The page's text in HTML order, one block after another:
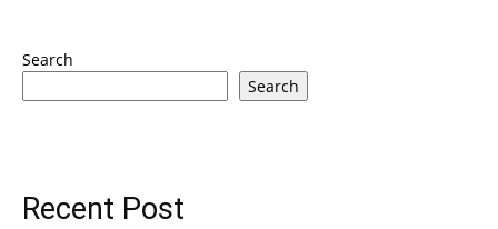
Search
Search
Recent Post